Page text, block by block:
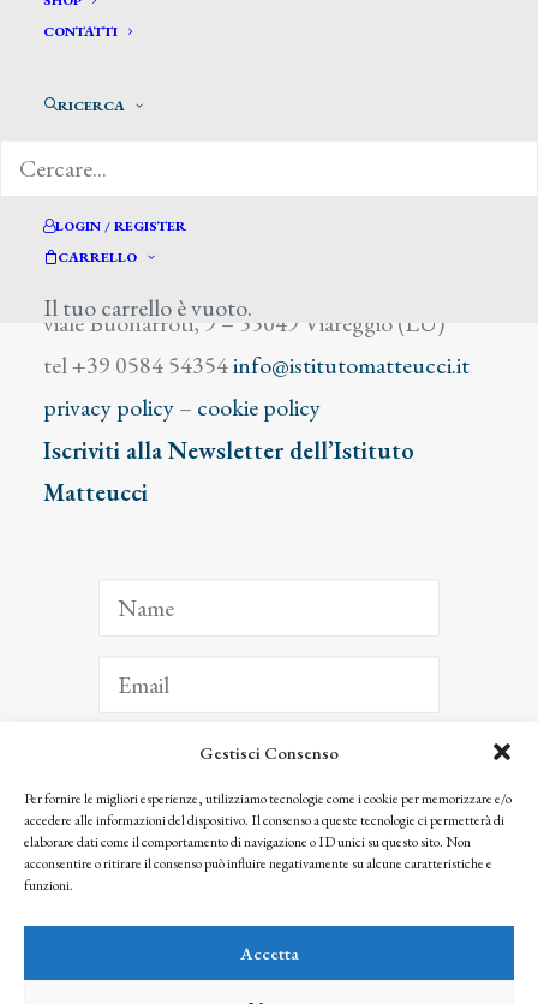
Gestisci Consenso
Per fornire le migliori esperienze, utilizziamo tecnologie come i cookie per memorizzare e/o
accedere alle informazioni del dispositivo. Il consenso a queste tecnologie ci permetterà di
elaborare dati come il comportamento di navigazione o ID unici su questo sito. Non
acconsentire o ritirare il consenso può influire negativamente su alcune caratteristiche e
funzioni.
Accetta
CONTATTI
RICERCA
LOGIN / REGISTER
CARRELLO
Il tuo carrello è vuoto.
viale Buonarroti, 9 – 55049 Viareggio (LU)
tel +39 0584 54354info@istitutomatteucci.it
privacy policy– cookie policy
Iscriviti alla Newsletter dell’Istituto
Matteucci
ISCRIVITI
Facendo clic per iscriverti, riconosci che le tue informazioni saranno trattate
seguendo la nostra Privacy Policy
© 2025 Istituto Matteucci. All right reserved
l’autorizzazione scritta dei proprietari dei diritti e dell’Istituto Matteucci